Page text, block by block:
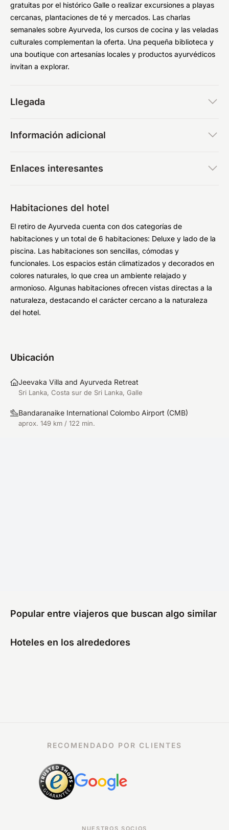
gratuitas por el histórico Galle o realizar excursiones a playas
cercanas, plantaciones de té y mercados. Las charlas
semanales sobre Ayurveda, los cursos de cocina y las veladas
culturales complementan la oferta. Una pequeña biblioteca y
una boutique con artesanías locales y productos ayurvédicos
invitan a explorar.
Llegada
Información adicional
Enlaces interesantes
Habitaciones del hotel
El retiro de Ayurveda cuenta con dos categorías de
habitaciones y un total de 6 habitaciones: Deluxe y lado de la
piscina. Las habitaciones son sencillas, cómodas y
funcionales. Los espacios están climatizados y decorados en
colores naturales, lo que crea un ambiente relajado y
armonioso. Algunas habitaciones ofrecen vistas directas a la
naturaleza, destacando el carácter cercano a la naturaleza
del hotel.
Ubicación
Jeevaka Villa and Ayurveda Retreat
Sri Lanka, Costa sur de Sri Lanka, Galle
Bandaranaike International Colombo Airport (CMB)
aprox. 149 km / 122 min.
Popular entre viajeros que buscan algo similar
Hoteles en los alrededores
RECOMENDADO POR CLIENTES
NUESTROS SOCIOS